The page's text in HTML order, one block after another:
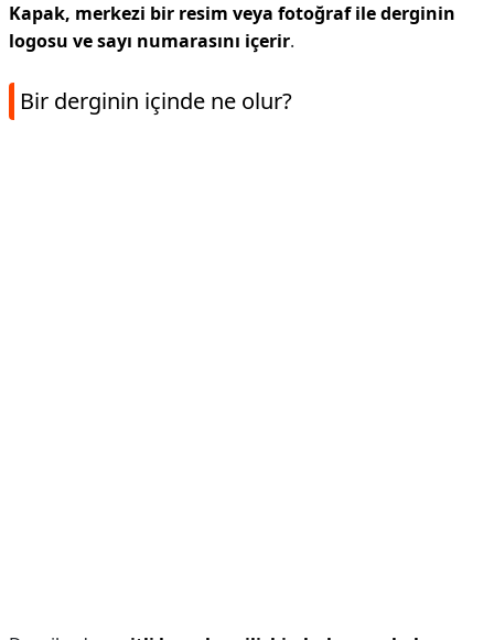
Kapak, merkezi bir resim veya fotoğraf ile derginin
logosu ve sayı numarasını içerir.
Bir derginin içinde ne olur?